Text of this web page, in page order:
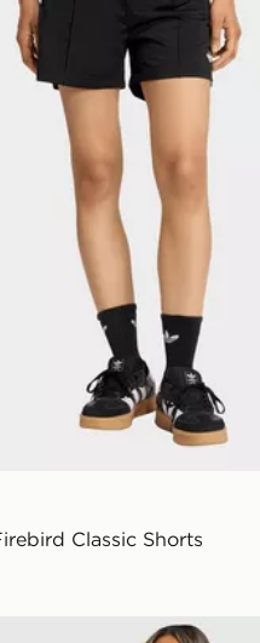
Classic Shorts
Jorts Denim 3 Stripes